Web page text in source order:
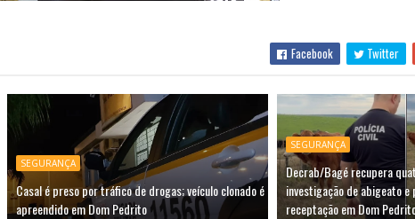
Facebook Twitter
SEGURANÇA
Casal é preso por tráfico de drogas; veículo clonado é
apreendido em Dom Pedrito
SEGURANÇA
Decrab/Bagé recupera
investigação de abigeato
receptação em Dom